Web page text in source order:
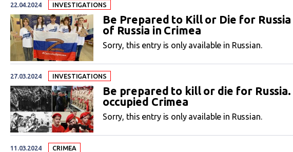
22.04.2024 INVESTIGATIONS
Be Prepared to Kill or Die for Russia
of Russia in Crimea
Sorry, this entry is only available in Russian.
27.03.2024 INVESTIGATIONS
Be prepared to kill or die for
occupied Crimea
Sorry, this entry is only available in Russian.
11.03.2024 CRIMEA